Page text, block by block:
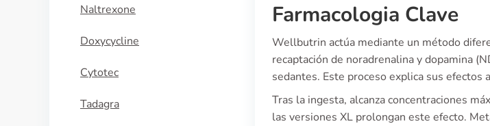
Naltrexone
Doxycycline
Cytotec
Tadagra
Farmacologia Clave
Wellbutrin actúa mediante un método
recaptación de noradrenalina y dopamina
sedantes. Este proceso explica sus
Tras la ingesta, alcanza concentraciones
las versiones XL prolongan este efecto.